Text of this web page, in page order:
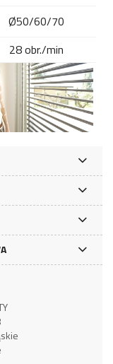
Ø50/60/70
28 obr./min